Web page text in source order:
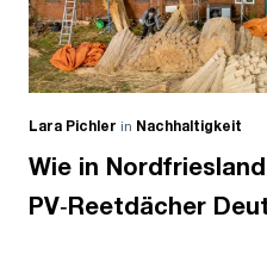
Lara Pichler in Nachhaltigkeit
Wie in
PV‑Reetdächer